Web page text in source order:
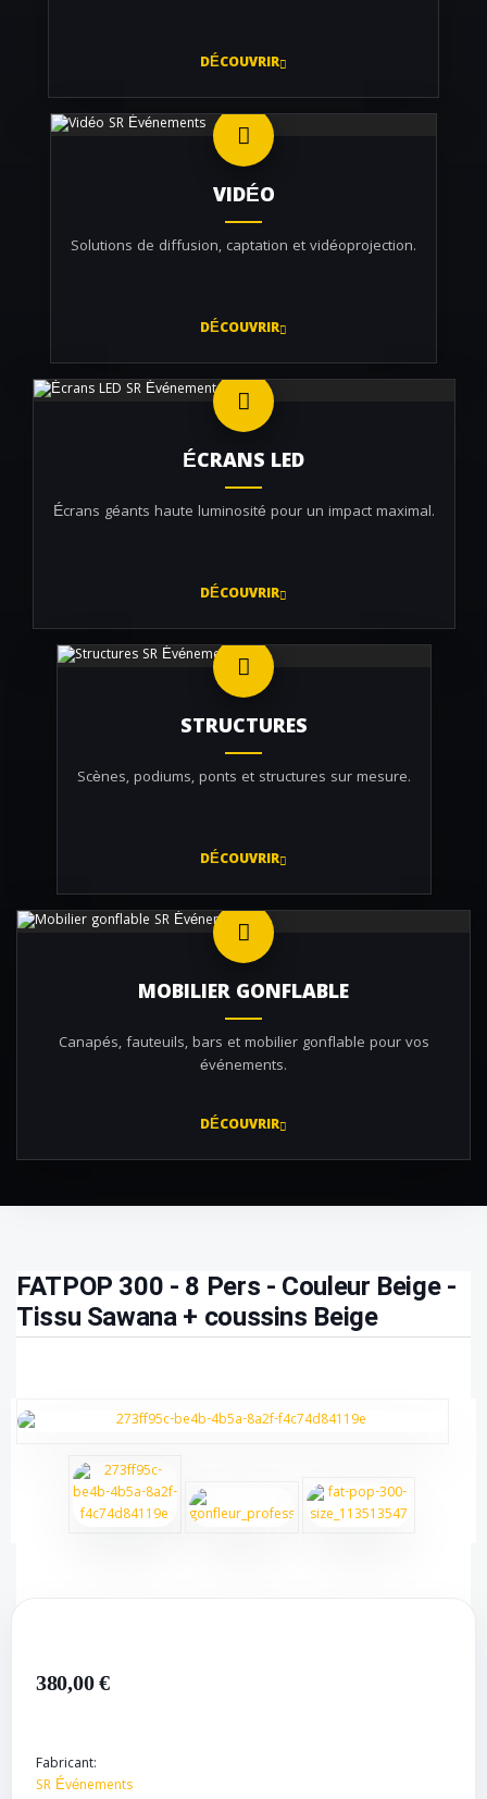
DÉCOUVRIR
VIDÉO
Solutions de diffusion, captation et vidéoprojection.
DÉCOUVRIR
ÉCRANS LED
Écrans géants haute luminosité pour un impact maximal.
DÉCOUVRIR
STRUCTURES
Scènes, podiums, ponts et structures sur mesure.
DÉCOUVRIR
MOBILIER GONFLABLE
Canapés, fauteuils, bars et mobilier gonflable pour vos
événements.
DÉCOUVRIR
FATPOP 300 - 8 Pers - Couleur Beige -
Tissu Sawana + coussins Beige
380,00 €
Fabricant:
SR Événements